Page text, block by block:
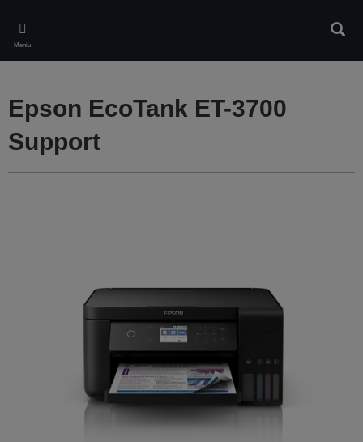
main
content
Meniu
Epson EcoTank ET-3700
Support